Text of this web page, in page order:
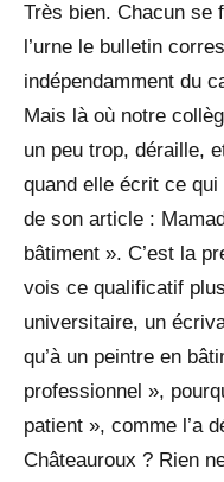
Très bien. Chacun se
l’urne le bulletin
indépendamment du
Mais là où notre
un peu trop, déraille,
quand elle écrit ce
de son article :
bâtiment ». C’est la
vois ce qualificatif
universitaire, un
qu’à un peintre en
professionnel »,
patient », comme l’a
Châteauroux ? Rien